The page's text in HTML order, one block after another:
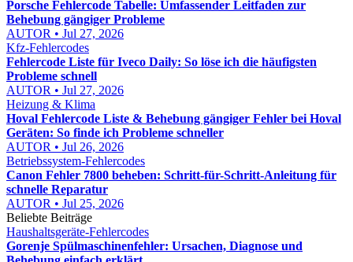
Porsche Fehlercode Tabelle: Umfassender Leitfaden zur
Behebung gängiger Probleme
AUTOR • Jul 27, 2026
Kfz-Fehlercodes
Fehlercode Liste für Iveco Daily: So löse ich die häufigsten
Probleme schnell
AUTOR • Jul 27, 2026
Heizung & Klima
Hoval Fehlercode Liste & Behebung gängiger Fehler bei Hoval
Geräten: So finde ich Probleme schneller
AUTOR • Jul 26, 2026
Betriebssystem-Fehlercodes
Canon Fehler 7800 beheben: Schritt-für-Schritt-Anleitung für
schnelle Reparatur
AUTOR • Jul 25, 2026
Beliebte Beiträge
Haushaltsgeräte-Fehlercodes
Gorenje Spülmaschinenfehler: Ursachen, Diagnose und